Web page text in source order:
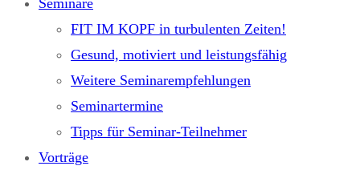
Seminare
FIT IM KOPF in turbulenten Zeiten!
Gesund, motiviert und leistungsfähig
Weitere Seminarempfehlungen
Seminartermine
Tipps für Seminar-Teilnehmer
Vorträge